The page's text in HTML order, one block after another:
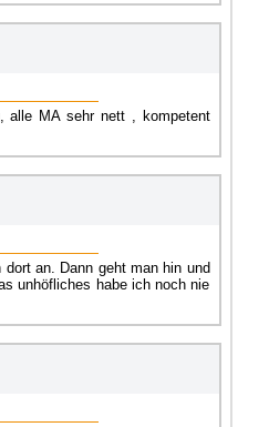
alle MA sehr nett , kompetent
an. Dann geht man hin und
unhöfliches habe ich noch nie